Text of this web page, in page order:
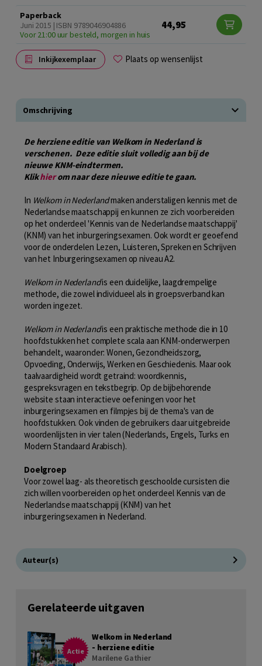
Paperback
Juni 2015 | ISBN 9789046904886
Voor 21:00 uur besteld, morgen in huis
44,95
Inkijkexemplaar Plaats op wensenlijst
Omschrijving
De herziene editie van Welkom in Nederland is
verschenen. Deze editie sluit volledig aan bij de
nieuwe KNM-eindtermen.
Klikhierom naar deze nieuwe editie te gaan.
In Welkom in Nederlandmaken anderstaligen kennis met de
Nederlandse maatschappij en kunnen ze zich voorbereiden
op het onderdeel 'Kennis van de Nederlandse maatschappij'
(KNM) van het inburgeringsexamen. Ook wordt er geoefend
voor de onderdelen Lezen, Luisteren, Spreken en Schrijven
van het Inburgeringsexamen op niveau A2.
Welkom in Nederlandis een duidelijke, laagdrempelige
methode, die zowel individueel als in groepsverband kan
worden ingezet.
Welkom in Nederlandis een praktische methode die in 10
hoofdstukken het complete scala aan KNM-onderwerpen
behandelt, waaronder: Wonen, Gezondheidszorg,
Opvoeding, Onderwijs, Werken en Geschiedenis. Maar ook
taalvaardigheid wordt getraind: woordkennis,
gespreksvragen en tekstbegrip. Op de bijbehorende
website staan interactieve oefeningen voor het
inburgeringsexamen en filmpjes bij de thema's van de
hoofdstukken. Ook vinden de gebruikers daar uitgebreide
woordenlijsten in vier talen (Nederlands, Engels, Turks en
Modern Standaard Arabisch).
Doelgroep
Voor zowel laag- als theoretisch geschoolde cursisten die
zich willen voorbereiden op het onderdeel Kennis van de
Nederlandse maatschappij (KNM) van het
inburgeringsexamen in Nederland.
Auteur(s)
Gerelateerde uitgaven
Actie
Welkom in Nederland
- herziene editie
Marilene Gathier